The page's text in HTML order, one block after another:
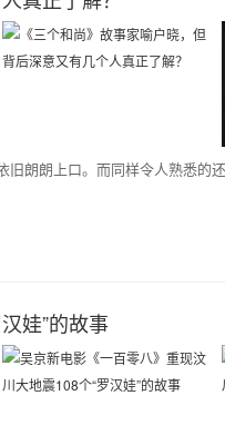
朗朗上口。而同样令人熟悉的
娃”的故事